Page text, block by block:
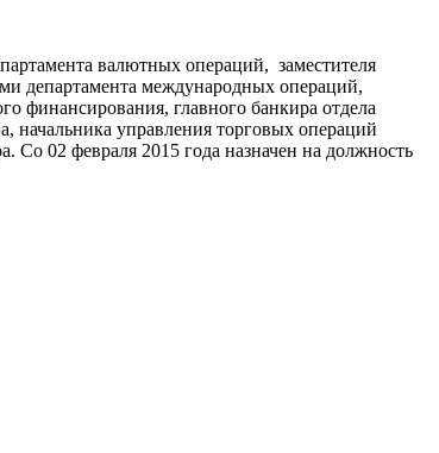
валютных операций, заместителя
департамента международных операций,
финансирования, главного банкира отдела
начальника управления торговых операций
Со 02 февраля 2015 года назначен на должность